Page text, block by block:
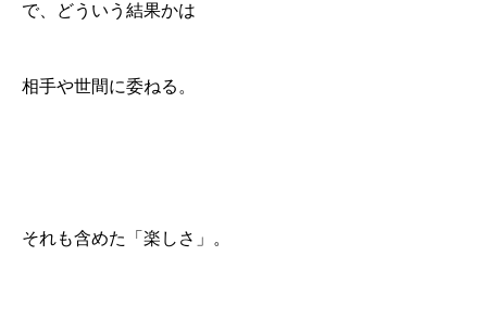
で、どういう結果かは
相手や世間に委ねる。
それも含めた「楽しさ」。